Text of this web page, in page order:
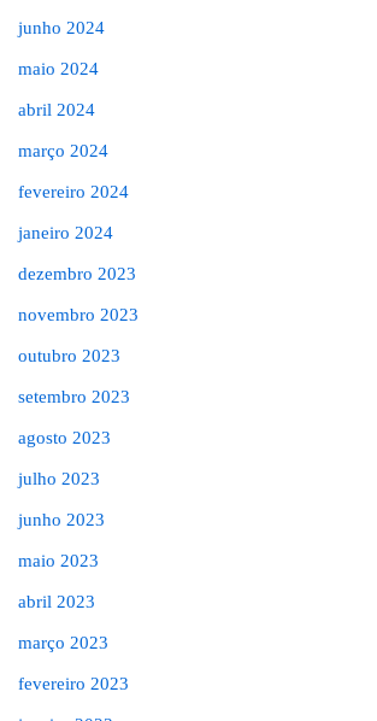
junho 2024
maio 2024
abril 2024
março 2024
fevereiro 2024
janeiro 2024
dezembro 2023
novembro 2023
outubro 2023
setembro 2023
agosto 2023
julho 2023
junho 2023
maio 2023
abril 2023
março 2023
fevereiro 2023